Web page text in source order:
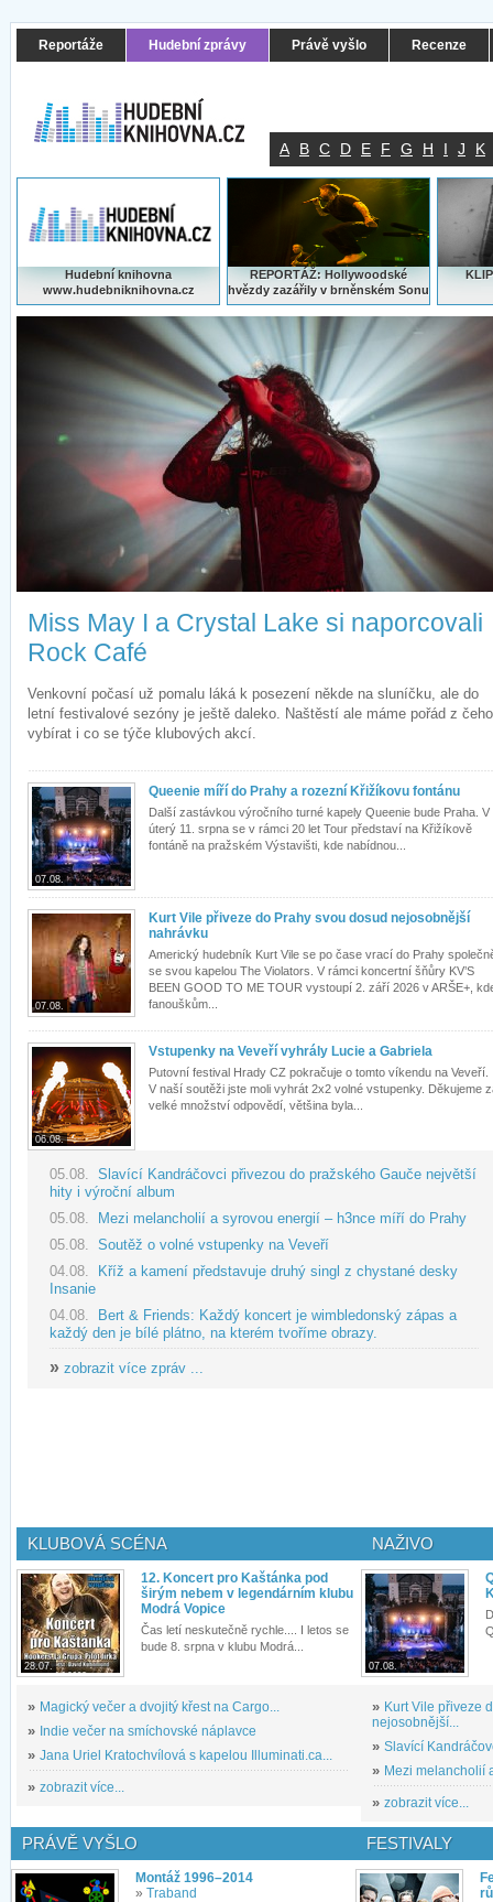
Reportáže Hudební zprávy Právě vyšlo Recenze
A B C D E F G H I J K
Hudební knihovna
www.hudebniknihovna.cz
REPORTÁŽ: Hollywoodské
hvězdy zazářily v brněnském Sonu
Miss May I a Crystal Lake si naporcovali
Rock Café
Venkovní počasí už pomalu láká k posezení někde na sluníčku, ale do
letní festivalové sezóny je ještě daleko. Naštěstí ale máme pořád z čeho
vybírat i co se týče klubových akcí.
07.08.
Queenie míří do Prahy a rozezní Křižíkovu fontánu
Další zastávkou výročního turné kapely Queenie bude Praha. V
úterý 11. srpna se v rámci 20 let Tour představí na Křižíkově
fontáně na pražském Výstavišti, kde nabídnou...
07.08.
Kurt Vile přiveze do Prahy svou dosud nejosobnější
nahrávku
Americký hudebník Kurt Vile se po čase vrací do Prahy
se svou kapelou The Violators. V rámci koncertní šňůry KV’S
BEEN GOOD TO ME TOUR vystoupí 2. září 2026 v ARŠE+,
fanouškům...
06.08.
Vstupenky na Veveří vyhrály Lucie a Gabriela
Putovní festival Hrady CZ pokračuje o tomto víkendu na Veveří.
V naší soutěži jste moli vyhrát 2x2 volné vstupenky. Děkujeme
velké množství odpovědí, většina byla...
05.08. Slavící Kandráčovci přivezou do pražského Gauče největší
hity i výroční album
05.08. Mezi melancholií a syrovou energií – h3nce míří do Prahy
05.08. Soutěž o volné vstupenky na Veveří
04.08. Kříž a kamení představuje druhý singl z chystané desky
Insanie
04.08. Bert & Friends: Každý koncert je wimbledonský zápas a
každý den je bílé plátno, na kterém tvoříme obrazy.
» zobrazit více zpráv ...
KLUBOVÁ SCÉNA
28.07.
12. Koncert pro Kaštánka pod
širým nebem v legendárním klubu
Modrá Vopice
Čas letí neskutečně rychle.... I letos se
bude 8. srpna v klubu Modrá...
» Magický večer a dvojitý křest na Cargo...
» Indie večer na smíchovské náplavce
» Jana Uriel Kratochvílová s kapelou Illuminati.ca...
» zobrazit více...
NAŽIVO
07.08.
» Kurt Vile přiveze
nejosobnější...
» Slavící
» Mezi melancholií
» zobrazit více...
PRÁVĚ VYŠLO
Montáž 1996–2014
» Traband
FESTIVALY